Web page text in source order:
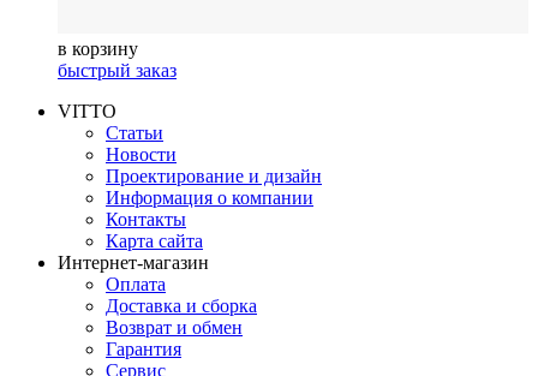
в корзину
быстрый заказ
VITTO
Статьи
Новости
Проектирование и дизайн
Информация о компании
Контакты
Карта сайта
Интернет-магазин
Оплата
Доставка и сборка
Возврат и обмен
Гарантия
Сервис